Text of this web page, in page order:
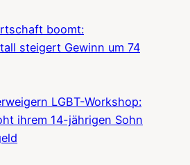
boomt:
steigert Gewinn um 74
LGBT-Workshop:
ihrem 14-jährigen Sohn